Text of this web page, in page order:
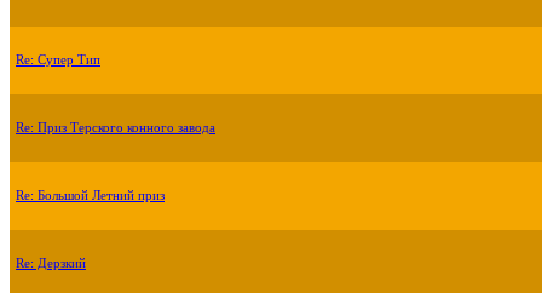
Re: Супер Тип
Re: Приз Терского конного завода
Re: Большой Летний приз
Re: Дерзкий